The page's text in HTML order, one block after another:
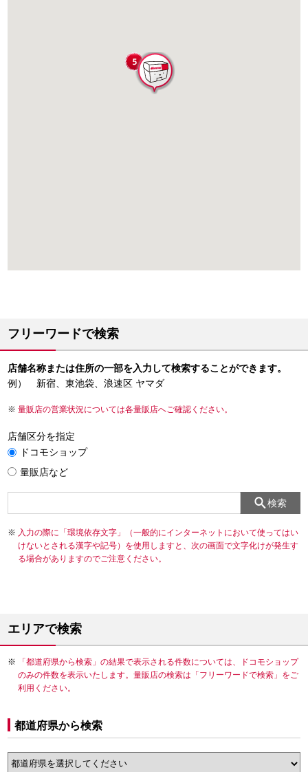
フリーワードで検索
店舗名称または住所の一部を入力して検索することができます。
例） 新宿、東池袋、浪速区 ヤマダ
量販店の営業状況については各量販店へご確認ください。
店舗区分を指定
ドコモショップ
量販店など
検索
入力の際に「環境依存文字」（一般的にインターネットにおいて使ってはい
けないとされる漢字や記号）を使用しますと、次の画面で文字化けが発生す
る場合がありますのでご注意ください。
エリアで検索
「都道府県から検索」の結果で表示される件数については、ドコモショップ
のみの件数を表示いたします。量販店の検索は「フリーワードで検索」をご
利用ください。
都道府県から検索